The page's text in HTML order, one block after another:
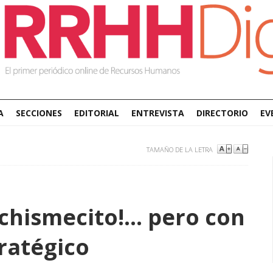
SECCIONES EDITORIAL ENTREVISTA DIRECTORIO
TAMAÑO DE LA LETRA
pero con